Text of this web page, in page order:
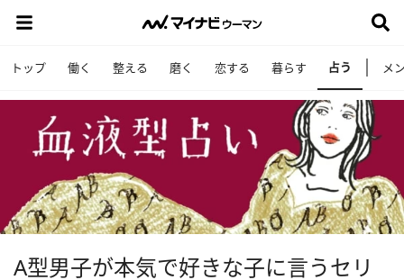
トップ 働く 整える 磨く 恋する 暮らす 占う メ
A型男子が本気で好きな子に言うセリ